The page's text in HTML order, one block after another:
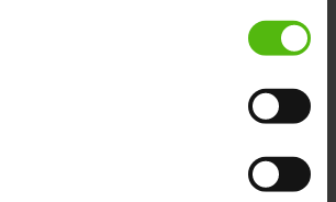
indstillinger fra vores
eller ved at trykke på "Privacy
til at indsamle og bruge data for
skete der under lagnerne